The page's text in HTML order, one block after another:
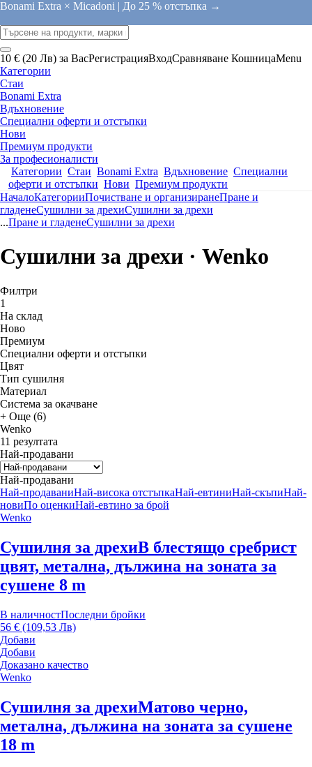
Bonami Extra × Micadoni | До 25 % отстъпка →
10 € (20 Лв) за ВасРегистрацияВходСравняване КошницаMenu
Категории
Стаи
Bonami Extra
Вдъхновение
Специални оферти и отстъпки
Нови
Премиум продукти
За професионалисти
Категории Стаи Bonami Extra Вдъхновение Специални
оферти и отстъпки Нови Премиум продукти
НачалоКатегорииПочистване и организиранеПране и
гладенеСушилни за дрехиСушилни за дрехи
...Пране и гладенеСушилни за дрехи
Сушилни за дрехи · Wenko
Филтри
1
На склад
Новo
Премиум
Специални оферти и отстъпки
Цвят
Тип сушилня
Материал
Система за окачване
+ Още (6)
Wenko
11 резултата
Най-продавани
Най-продавани
Най-продаваниНай-висока отстъпкаНай-евтиниНай-скъпиНай-
новиПо оценкиНай-евтино за брой
Wenko
Сушилня за дрехиВ блестящо сребрист
цвят, метална, дължина на зоната за
сушене 8 m
В наличностПоследни бройки
56 € (109,53 Лв)
Добави
Добави
Доказано качество
Wenko
Сушилня за дрехиМатово черно,
метална, дължина на зоната за сушене
18 m